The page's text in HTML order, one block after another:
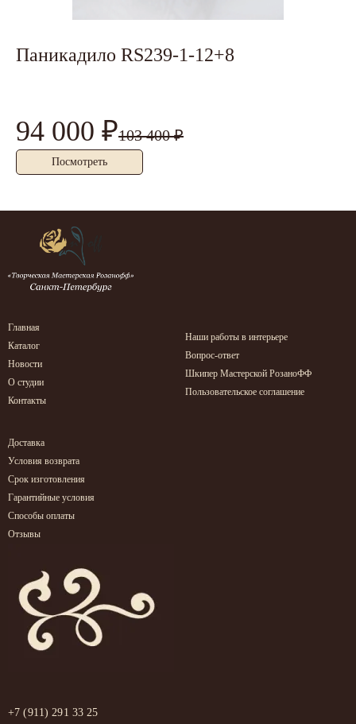
Паникадило RS239-1-12+8
94 000 ₽103 400 ₽
Посмотреть
Главная
Каталог
Новости
О студии
Контакты
Наши работы в интерьере
Вопрос-ответ
Шкипер Мастерской РозаноФФ
Пользовательское соглашение
Доставка
Условия возврата
Срок изготовления
Гарантийные условия
Способы оплаты
Отзывы
+7 (911) 291 33 25